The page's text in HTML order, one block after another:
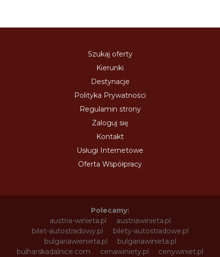
Szukaj oferty
Kierunki
Destynacje
Polityka Prywatności
Regulamin strony
Zaloguj się
Kontakt
Usługi Internetowe
Oferta Współpracy
Polecamy:
austria-winieta.pl
austriawinieta.pl
bilet-autostradowy.pl
bilety-autostradowe.pl
bulgariawienieta.pl
bulgariawinieta.pl
bulharskadalnice.com
cenawiniety.pl
cenywiniet.pl